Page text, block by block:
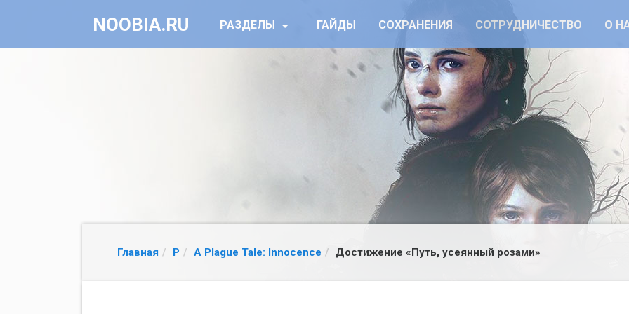
NOOBIA.RU РАЗДЕЛЫ ГАЙДЫ СОХРАНЕНИЯ СОТРУДНИЧЕСТВО О
Главная P A Plague Tale: Innocence Достижение «Путь, усеянный розами»